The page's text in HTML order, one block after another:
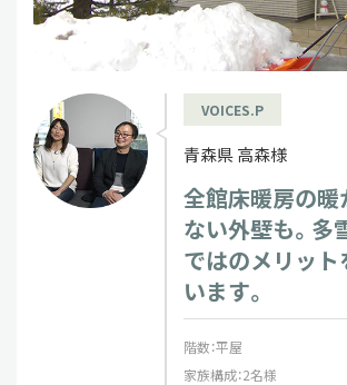
VOICES.P
青森県 高森様
全館床暖房の暖
ない外壁も。多
ではのメリット
います。
階数：平屋
家族構成：2名様